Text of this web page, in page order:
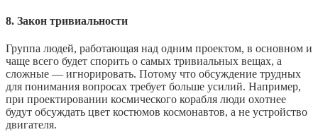
8. Закон тривиальности
Группа людей, работающая над одним проектом, в основном и
чаще всего будет спорить о самых тривиальных вещах, а
сложные — игнорировать. Потому что обсуждение трудных
для понимания вопросах требует больше усилий. Например,
при проектировании космического корабля люди охотнее
будут обсуждать цвет костюмов космонавтов, а не устройство
двигателя.